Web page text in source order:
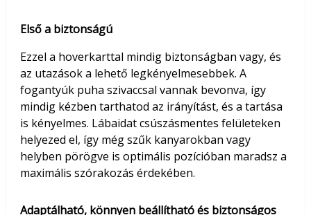
Első a biztonságú
Ezzel a hoverkarttal mindig biztonságban vagy, és
az utazások a lehető legkényelmesebbek. A
fogantyúk puha szivaccsal vannak bevonva, így
mindig kézben tarthatod az irányítást, és a tartása
is kényelmes. Lábaidat csúszásmentes felületeken
helyezed el, így még szűk kanyarokban vagy
helyben pörögve is optimális pozícióban maradsz a
maximális szórakozás érdekében.
Adaptálható, könnyen beállítható és biztonságos